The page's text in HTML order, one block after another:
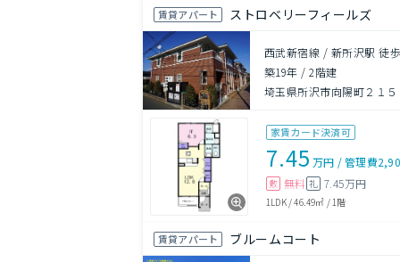
賃貸アパート ストロベリーフィールズ
西武新宿線 / 新所沢駅 徒
築19年 /2階建
埼玉県所沢市向陽町２１５
家賃カード決済可
7.45 万円 /管理費
敷 無料 礼 7.45万円
1LDK/46.49㎡ /1階
賃貸アパート ブルームコート